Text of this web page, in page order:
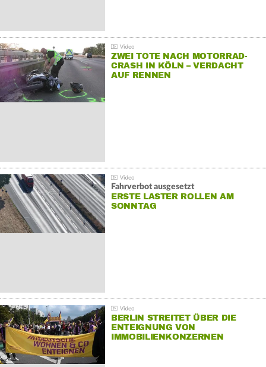
ZWEI TOTE NACH MOTORRAD-
CRASH IN KÖLN – VERDACHT
AUF RENNEN
Fahrverbot ausgesetzt
ERSTE LASTER ROLLEN AM
SONNTAG
BERLIN STREITET ÜBER DIE
ENTEIGNUNG VON
IMMOBILIENKONZERNEN